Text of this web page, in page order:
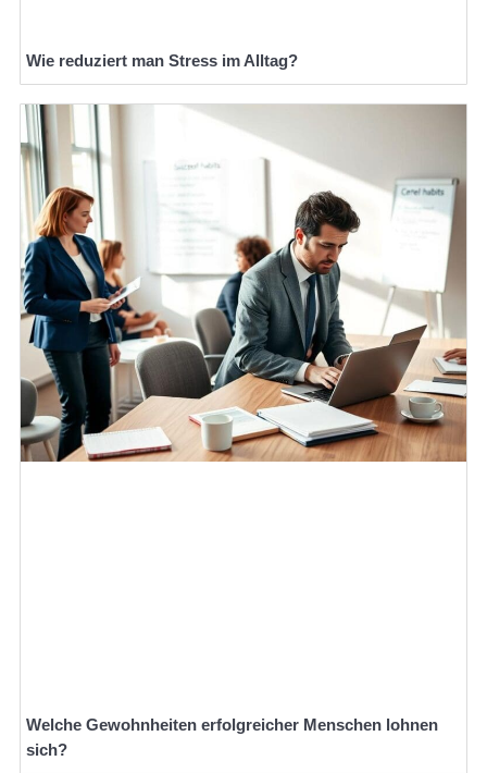
Wie reduziert man Stress im Alltag?
Welche Gewohnheiten erfolgreicher Menschen lohnen
sich?